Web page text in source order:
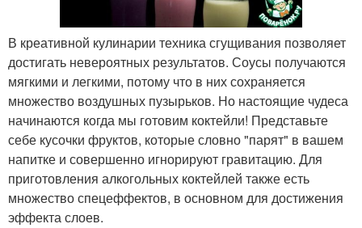
В креативной кулинарии техника сгущивания позволяет
достигать невероятных результатов. Соусы получаются
мягкими и легкими, потому что в них сохраняется
множество воздушных пузырьков. Но настоящие чудеса
начинаются когда мы готовим коктейли! Представьте
себе кусочки фруктов, которые словно "парят" в вашем
напитке и совершенно игнорируют гравитацию. Для
приготовления алкогольных коктейлей также есть
множество спецеффектов, в основном для достижения
эффекта слоев.